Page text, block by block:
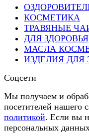
КОСМЕТИКА
ТРАВЯНЫЕ
ДЛЯ ЗДОРОВЬЯ
МАСЛА
ИЗДЕЛИЯ ДЛЯ
Соцсети
Мы получаем и
посетителей нашего
политикой. Если вы
персональных